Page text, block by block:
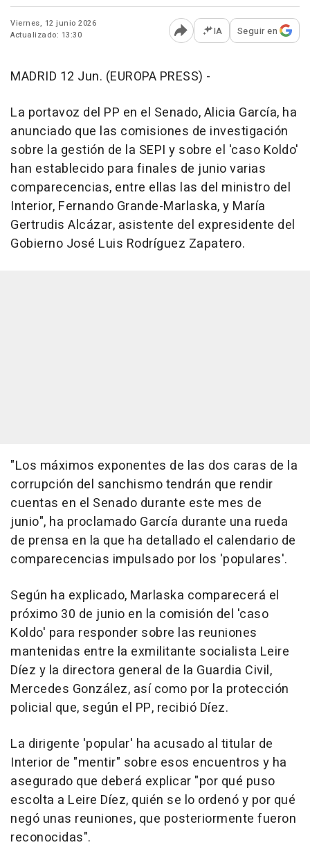
Viernes, 12 junio 2026
Actualizado: 13:30
Abrir opciones para
IA Seguir en
MADRID 12 Jun. (EUROPA PRESS) -
La portavoz del PP en el Senado, Alicia García, ha
anunciado que las comisiones de investigación
sobre la gestión de la SEPI y sobre el 'caso Koldo'
han establecido para finales de junio varias
comparecencias, entre ellas las del ministro del
Interior, Fernando Grande-Marlaska, y María
Gertrudis Alcázar, asistente del expresidente del
Gobierno José Luis Rodríguez Zapatero.
"Los máximos exponentes de las dos caras de la
corrupción del sanchismo tendrán que rendir
cuentas en el Senado durante este mes de
junio", ha proclamado García durante una rueda
de prensa en la que ha detallado el calendario de
comparecencias impulsado por los 'populares'.
Según ha explicado, Marlaska comparecerá el
próximo 30 de junio en la comisión del 'caso
Koldo' para responder sobre las reuniones
mantenidas entre la exmilitante socialista Leire
Díez y la directora general de la Guardia Civil,
Mercedes González, así como por la protección
policial que, según el PP, recibió Díez.
La dirigente 'popular' ha acusado al titular de
Interior de "mentir" sobre esos encuentros y ha
asegurado que deberá explicar "por qué puso
escolta a Leire Díez, quién se lo ordenó y por qué
negó unas reuniones, que posteriormente fueron
reconocidas".